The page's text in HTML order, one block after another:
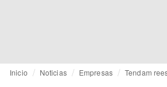
Inicio Noticias Empresas